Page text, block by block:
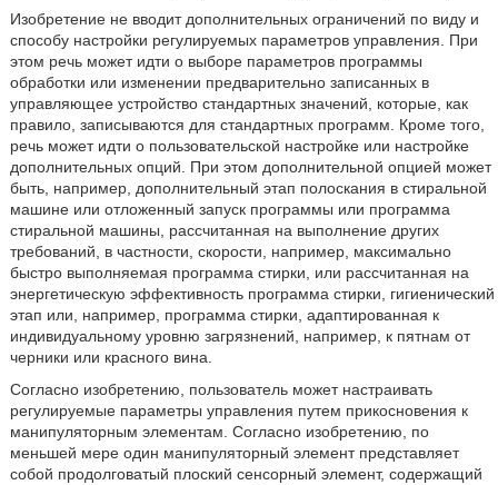
Изобретение не вводит дополнительных ограничений по виду и
способу настройки регулируемых параметров управления. При
этом речь может идти о выборе параметров программы
обработки или изменении предварительно записанных в
управляющее устройство стандартных значений, которые, как
правило, записываются для стандартных программ. Кроме того,
речь может идти о пользовательской настройке или настройке
дополнительных опций. При этом дополнительной опцией может
быть, например, дополнительный этап полоскания в стиральной
машине или отложенный запуск программы или программа
стиральной машины, рассчитанная на выполнение других
требований, в частности, скорости, например, максимально
быстро выполняемая программа стирки, или рассчитанная на
энергетическую эффективность программа стирки, гигиенический
этап или, например, программа стирки, адаптированная к
индивидуальному уровню загрязнений, например, к пятнам от
черники или красного вина.
Согласно изобретению, пользователь может настраивать
регулируемые параметры управления путем прикосновения к
манипуляторным элементам. Согласно изобретению, по
меньшей мере один манипуляторный элемент представляет
собой продолговатый плоский сенсорный элемент, содержащий